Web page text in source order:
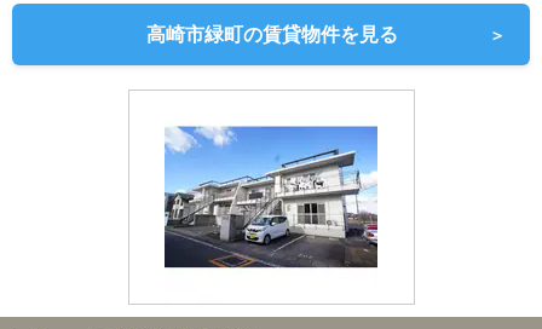
高崎市緑町の賃貸物件を見る ＞